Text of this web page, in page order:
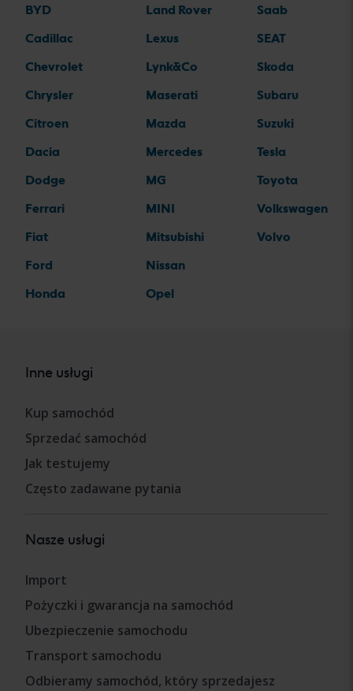
BYD
Cadillac
Chevrolet
Chrysler
Citroen
Dacia
Dodge
Ferrari
Fiat
Ford
Honda
Land Rover
Lexus
Lynk&Co
Maserati
Mazda
Mercedes
MG
MINI
Mitsubishi
Nissan
Opel
Saab
SEAT
Skoda
Subaru
Suzuki
Tesla
Toyota
Volkswagen
Volvo
Inne usługi
Kup samochód
Sprzedać samochód
Jak testujemy
Często zadawane pytania
Nasze usługi
Import
Pożyczki i gwarancja na samochód
Ubezpieczenie samochodu
Transport samochodu
Odbieramy samochód, który sprzedajesz